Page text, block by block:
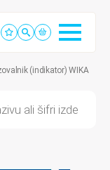
(indikator) WIKA